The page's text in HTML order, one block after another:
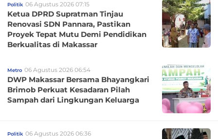
Politik 06 Agustus 2026 07:15
Ketua DPRD Supratman Tinjau
Renovasi SDN Pannara, Pastikan
Proyek Tepat Mutu Demi Pendidikan
Berkualitas di Makassar
Metro 06 Agustus 2026 06:54
DWP Makassar Bersama Bhayangkari
Brimob Perkuat Kesadaran Pilah
Sampah dari Lingkungan Keluarga
Politik 06 Agustus 2026 06:36